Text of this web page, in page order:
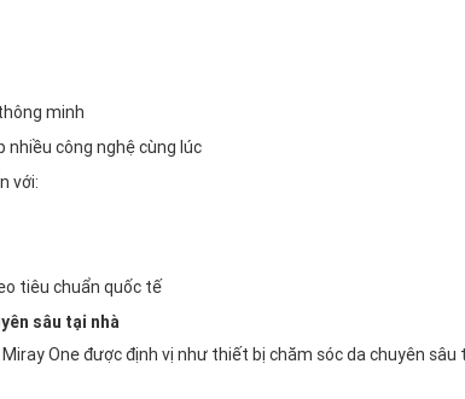
minh
nhiều công nghệ cùng lúc
với:
tiêu chuẩn quốc tế
sâu tại nhà
One được định vị như thiết bị chăm sóc da chuyên